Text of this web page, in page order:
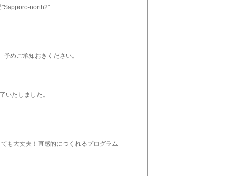
north2"
めご承知おきください。
いたしました。
も大丈夫！直感的につくれるプログラム